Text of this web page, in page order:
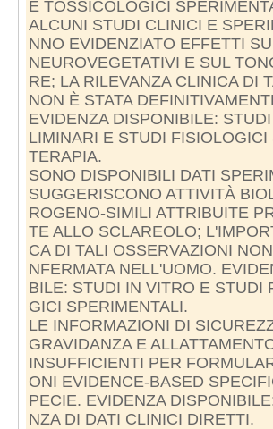
E TOSSICOLOGICI
ALCUNI STUDI CLINICI E
NNO EVIDENZIATO EFFETTI
NEUROVEGETATIVI E SUL
RE; LA RILEVANZA CLINICA DI
NON È STATA
EVIDENZA DISPONIBILE:
LIMINARI E STUDI FISIOLOGICI
TERAPIA.
SONO DISPONIBILI DATI
SUGGERISCONO ATTIVITÀ
ROGENO-SIMILI ATTRIBUITE
TE ALLO SCLAREOLO;
CA DI TALI OSSERVAZIONI
NFERMATA NELL'UOMO.
BILE: STUDI IN VITRO E STUDI
GICI SPERIMENTALI.
LE INFORMAZIONI DI
GRAVIDANZA E
INSUFFICIENTI PER
ONI EVIDENCE-BASED
PECIE. EVIDENZA
NZA DI DATI CLINICI DIRETTI.